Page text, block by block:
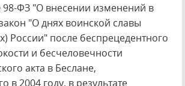
98-ФЗ "О внесении изменений в
"О днях воинской славы
России" после беспрецедентного
и бесчеловечности
акта в Беслане,
в 2004 году, в результате